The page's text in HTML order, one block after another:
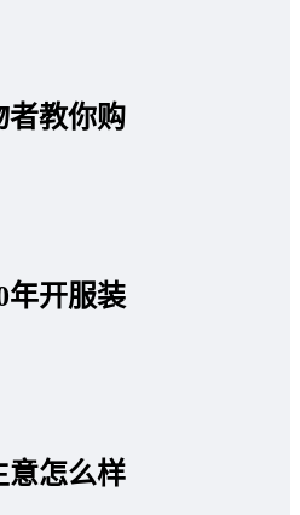
者教你购
年开服装
意怎么样